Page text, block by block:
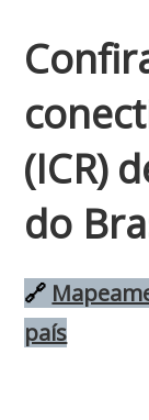
(ICR)
do
🔗
país